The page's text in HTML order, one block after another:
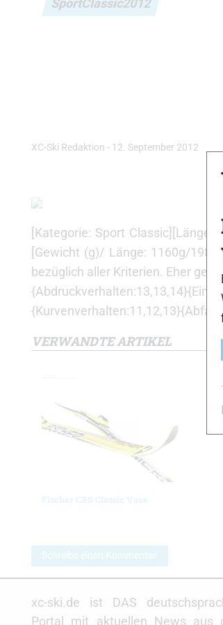
XC-Ski Redaktion - 12. September 2012
[Kategorie: Sport Classic][Länge
[Gewicht (g)/ Länge: 1160g/
bezüglich aller Kriterien. Eher
VERWANDTE ARTIKEL
Fischer CRS Classic Vasa
Schreibe einen Kommentar
xc-ski.de ist DAS
Portal mit aktuellen News aus